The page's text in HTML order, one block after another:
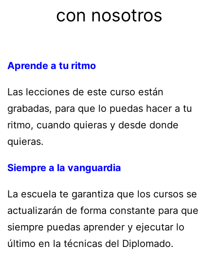
con nosotros
Aprende a tu ritmo
Las lecciones de este curso están
grabadas, para que lo puedas hacer a tu
ritmo, cuando quieras y desde donde
quieras.
Siempre a la vanguardia
La escuela te garantiza que los cursos se
actualizarán de forma constante para que
siempre puedas aprender y ejecutar lo
último en la técnicas del Diplomado.